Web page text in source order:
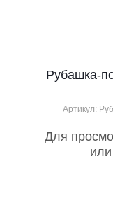
Рубашка-
Артикул:
Для
или